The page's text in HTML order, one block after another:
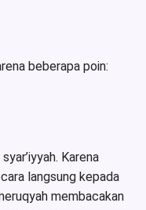
beberapa poin:
Karena
langsung kepada
membacakan